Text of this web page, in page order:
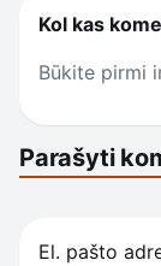
Kol kas
Būkite pirmi
Parašyti
El. pašto